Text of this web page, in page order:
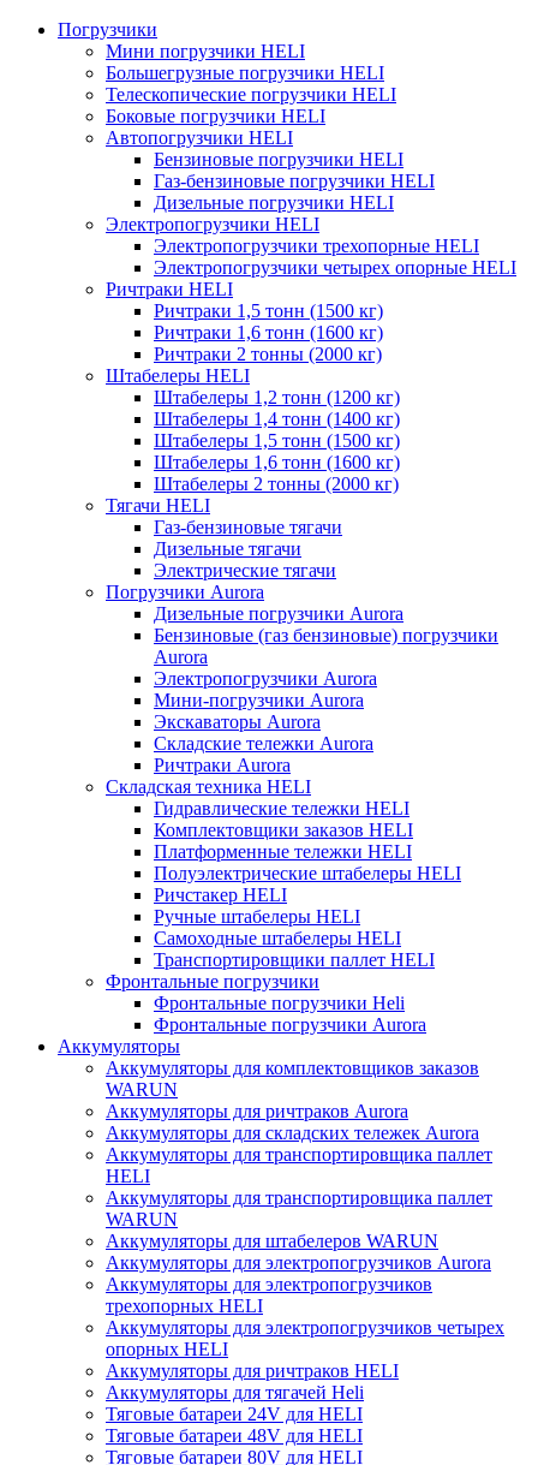
Погрузчики
Мини погрузчики HELI
Большегрузные погрузчики HELI
Телескопические погрузчики HELI
Боковые погрузчики HELI
Автопогрузчики HELI
Бензиновые погрузчики HELI
Газ-бензиновые погрузчики HELI
Дизельные погрузчики HELI
Электропогрузчики HELI
Электропогрузчики трехопорные HELI
Электропогрузчики четырех опорные HELI
Ричтраки HELI
Ричтраки 1,5 тонн (1500 кг)
Ричтраки 1,6 тонн (1600 кг)
Ричтраки 2 тонны (2000 кг)
Штабелеры HELI
Штабелеры 1,2 тонн (1200 кг)
Штабелеры 1,4 тонн (1400 кг)
Штабелеры 1,5 тонн (1500 кг)
Штабелеры 1,6 тонн (1600 кг)
Штабелеры 2 тонны (2000 кг)
Тягачи HELI
Газ-бензиновые тягачи
Дизельные тягачи
Электрические тягачи
Погрузчики Aurora
Дизельные погрузчики Aurora
Бензиновые (газ бензиновые) погрузчики
Aurora
Электропогрузчики Aurora
Мини-погрузчики Aurora
Экскаваторы Aurora
Складские тележки Aurora
Ричтраки Aurora
Складская техника HELI
Гидравлические тележки HELI
Комплектовщики заказов HELI
Платформенные тележки HELI
Полуэлектрические штабелеры HELI
Ричстакер HELI
Ручные штабелеры HELI
Самоходные штабелеры HELI
Транспортировщики паллет HELI
Фронтальные погрузчики
Фронтальные погрузчики Heli
Фронтальные погрузчики Aurora
Аккумуляторы
Аккумуляторы для комплектовщиков заказов
WARUN
Аккумуляторы для ричтраков Aurora
Аккумуляторы для складских тележек Aurora
Аккумуляторы для транспортировщика паллет
HELI
Аккумуляторы для транспортировщика паллет
WARUN
Аккумуляторы для штабелеров WARUN
Аккумуляторы для электропогрузчиков Aurora
Аккумуляторы для электропогрузчиков
трехопорных HELI
Аккумуляторы для электропогрузчиков четырех
опорных HELI
Аккумуляторы для ричтраков HELI
Аккумуляторы для тягачей Heli
Тяговые батареи 24V для HELI
Тяговые батареи 48V для HELI
Тяговые батареи 80V для HELI